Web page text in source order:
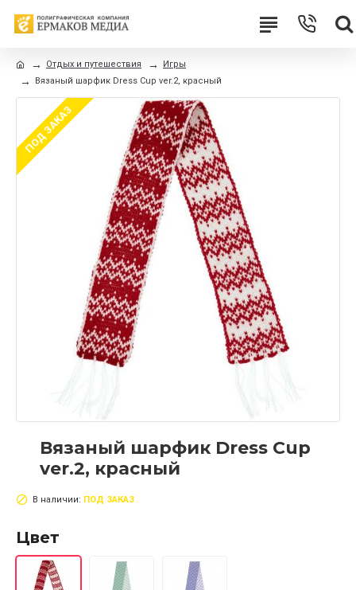
Отдых и путешествия
Игры
Вязаный шарфик Dress Cup ver.2, красный
ПОД ЗАКАЗ
Вязаный шарфик Dress Cup
ver.2, красный
В наличии: ПОД ЗАКАЗ
Цвет